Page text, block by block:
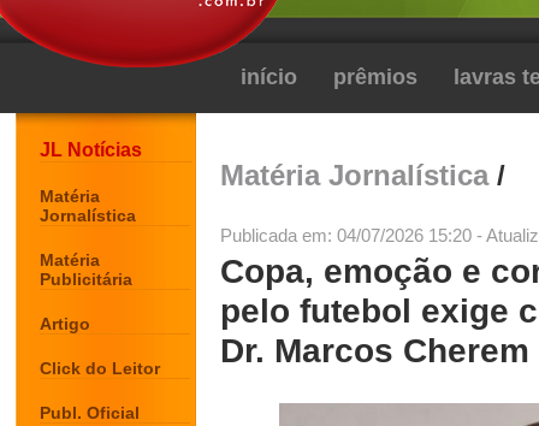
início prêmios lavras
JL Notícias
Matéria
Jornalística
Matéria
Publicitária
Artigo
Click do Leitor
Publ. Oficial
Matéria Jornalística/
Publicada em: 04/07/2026 15:20 -
Copa, emoção e
pelo futebol exige
Dr. Marcos Cherem